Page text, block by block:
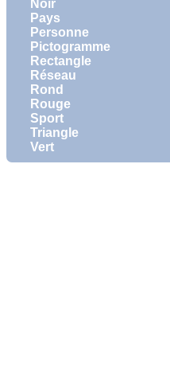
Noir
Pays
Personne
Pictogramme
Rectangle
Réseau
Rond
Rouge
Sport
Triangle
Vert